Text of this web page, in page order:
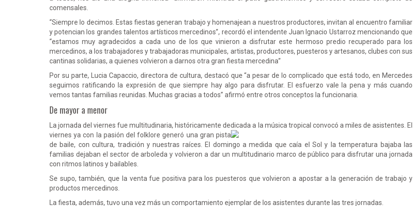
comensales.
“Siempre lo decimos. Estas fiestas generan trabajo y homenajean a nuestros productores, invitan al encuentro familiar
y potencian los grandes talentos artísticos mercedinos”, recordó el intendente Juan Ignacio Ustarroz mencionando que
“estamos muy agradecidos a cada uno de los que vinieron a disfrutar este hermoso predio recuperado para los
mercedinos, a los trabajadores y trabajadoras municipales, artistas, productores, puesteros y artesanos, clubes con sus
cantinas solidarias, a quienes volvieron a darnos otra gran fiesta mercedina”
Por su parte, Lucia Capaccio, directora de cultura, destacó que “a pesar de lo complicado que está todo, en Mercedes
seguimos ratificando la expresión de que siempre hay algo para disfrutar. El esfuerzo vale la pena y más cuando
vemos tantas familias reunidas. Muchas gracias a todos” afirmó entre otros conceptos la funcionaria.
De mayor a menor
La jornada del viernes fue multitudinaria, históricamente dedicada a la música tropical convocó a miles de asistentes. El
viernes ya con la pasión del folklore generó una gran pista
de baile, con cultura, tradición y nuestras raíces. El domingo a medida que caía el Sol y la temperatura bajaba las
familias dejaban el sector de arboleda y volvieron a dar un multitudinario marco de público para disfrutar una jornada
con ritmos latinos y bailables.
Se supo, también, que la venta fue positiva para los puesteros que volvieron a apostar a la generación de trabajo y
productos mercedinos.
La fiesta, además, tuvo una vez más un comportamiento ejemplar de los asistentes durante las tres jornadas.